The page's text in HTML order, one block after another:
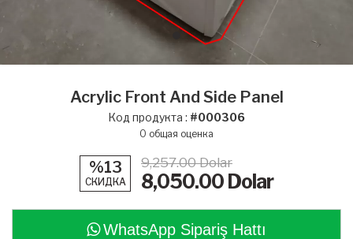
Acrylic Front And Side Panel
Код продукта : #000306
0 общая оценка
%13
СКИДКА
9,257.00 Dolar
8,050.00 Dolar
WhatsApp Sipariş Hattı